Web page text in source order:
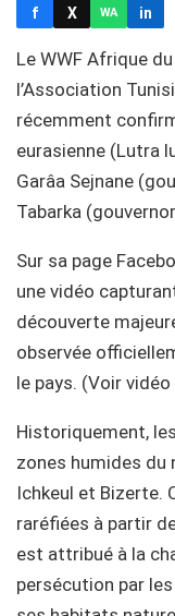
f X WA in
Le WWF Afrique
l’Association
récemment
eurasienne (Lutra
Garâa Sejnane
Tabarka
Sur sa page
une vidéo
découverte
observée
le pays. (Voir
Historiquement,
zones humides du
Ichkeul et Bizerte.
raréfiées à partir
est attribué à la
persécution par